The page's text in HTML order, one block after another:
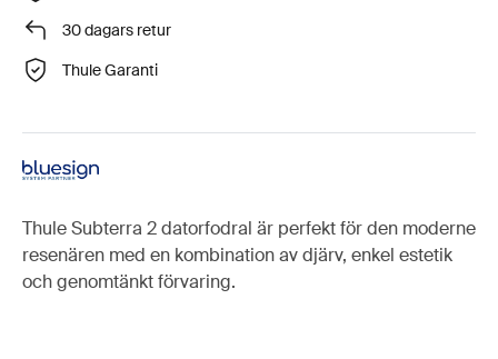
30 dagars retur
Thule Garanti
Thule Subterra 2 datorfodral är perfekt för den moderne
resenären med en kombination av djärv, enkel estetik
och genomtänkt förvaring.